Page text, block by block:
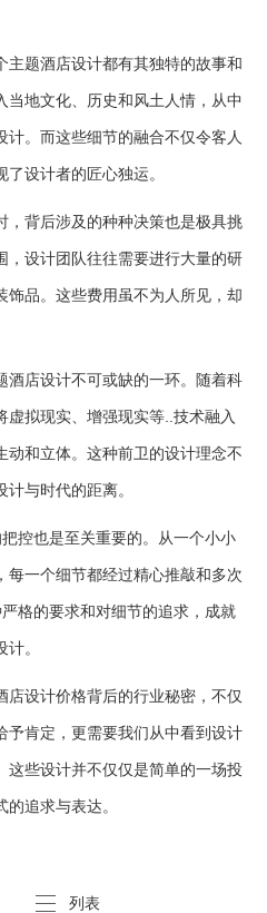
主题酒店设计都有其独特的故事和
当地文化、历史和风土人情，从中
。而这些细节的融合不仅令客人
设计者的匠心独运。
，背后涉及的种种决策也是极具挑
，设计团队往往需要进行大量的研
饰品。这些费用虽不为人所见，却
酒店设计不可或缺的一环。随着科
拟现实、增强现实等..技术融入
动和立体。这种前卫的设计理念不
与时代的距离。
控也是至关重要的。从一个小小
每一个细节都经过精心推敲和多次
格的要求和对细节的追求，成就
。
店设计价格背后的行业秘密，不仅
予肯定，更需要我们从中看到设计
这些设计并不仅仅是简单的一场投
追求与表达。
列表